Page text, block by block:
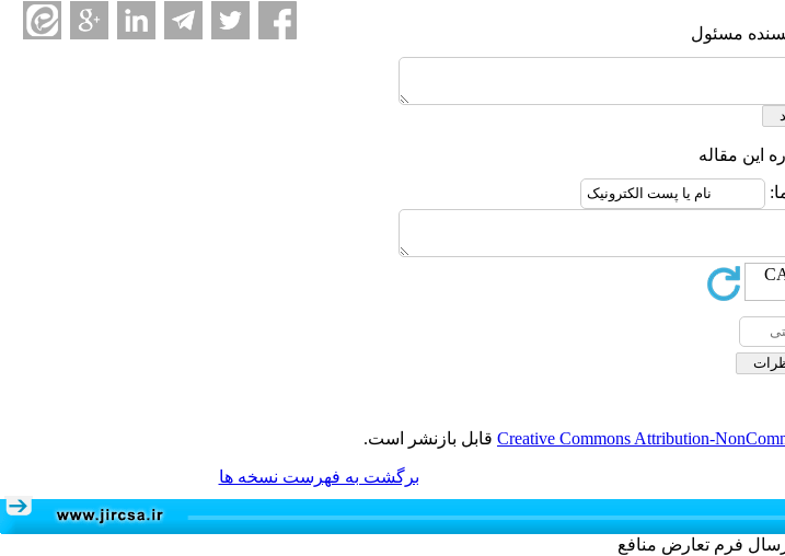
مسئول
این مقاله
Creative Commons Attribution- قابل بازنشر است.
برگشت به فهرست نسخه ها
فرم تعارض منافع